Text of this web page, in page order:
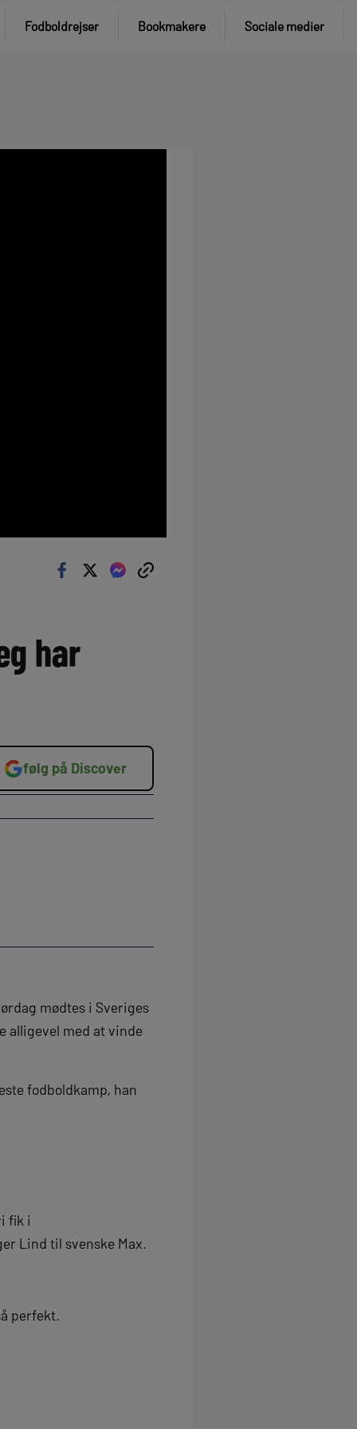
Fodboldrejser Bookmakere Sociale medier
har
følg på Discover
mødtes i Sveriges
alligevel med at vinde
fodboldkamp, han
fik i
Lind til svenske Max.
perfekt.